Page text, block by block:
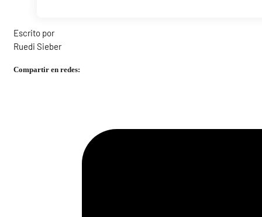
Escrito por
Ruedi Sieber
Compartir en redes: